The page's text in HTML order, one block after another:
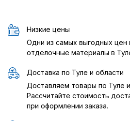
Низкие цены
Одни из самых выгодных цен
отделочные материалы в
Доставка по Туле и области
Доставляем товары по Туле
Рассчитайте стоимость
при оформлении заказа.